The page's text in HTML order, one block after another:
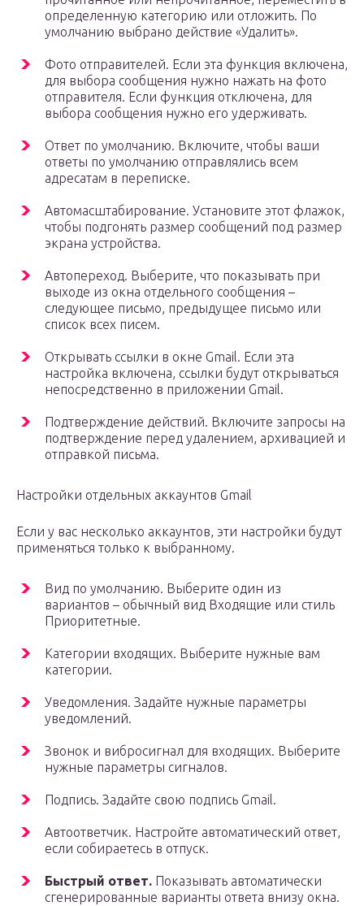
определенную категорию или отложить. По
умолчанию выбрано действие «Удалить».
Фото отправителей. Если эта функция включена,
для выбора сообщения нужно нажать на фото
отправителя. Если функция отключена, для
выбора сообщения нужно его удерживать.
Ответ по умолчанию. Включите, чтобы ваши
ответы по умолчанию отправлялись всем
адресатам в переписке.
Автомасштабирование. Установите этот флажок,
чтобы подгонять размер сообщений под размер
экрана устройства.
Автопереход. Выберите, что показывать при
выходе из окна отдельного сообщения –
следующее письмо, предыдущее письмо или
список всех писем.
Открывать ссылки в окне Gmail. Если эта
настройка включена, ссылки будут открываться
непосредственно в приложении Gmail.
Подтверждение действий. Включите запросы на
подтверждение перед удалением, архивацией и
отправкой письма.
Настройки отдельных аккаунтов Gmail
Если у вас несколько аккаунтов, эти настройки будут
применяться только к выбранному.
Вид по умолчанию. Выберите один из
вариантов – обычный вид Входящие или стиль
Приоритетные.
Категории входящих. Выберите нужные вам
категории.
Уведомления. Задайте нужные параметры
уведомлений.
Звонок и вибросигнал для входящих. Выберите
нужные параметры сигналов.
Подпись. Задайте свою подпись Gmail.
Автоответчик. Настройте автоматический ответ,
если собираетесь в отпуск.
Быстрый ответ. Показывать автоматически
сгенерированные варианты ответа внизу окна.